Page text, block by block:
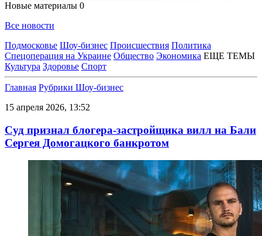
Новые материалы 0
Все новости
Подмосковье Шоу-бизнес Происшествия Политика
Спецоперация на Украине Общество Экономика ЕЩЕ ТЕМЫ
Культура Здоровье Спорт
Главная Рубрики Шоу-бизнес
15 апреля 2026, 13:52
Суд признал блогера-застройщика вилл на Бали
Сергея Домогацкого банкротом